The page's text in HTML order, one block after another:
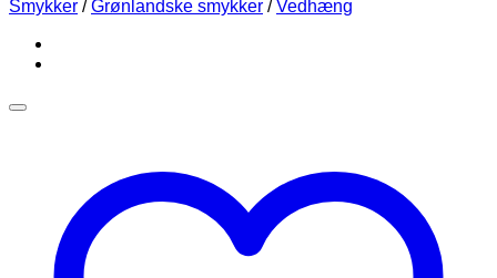
Smykker / Grønlandske smykker / Vedhæng